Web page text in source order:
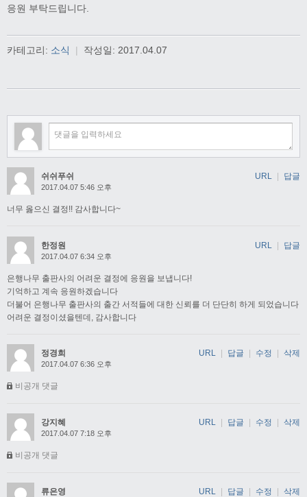
응원 부탁드립니다.
카테고리: 소식 | 작성일: 2017.04.07
쉬쉬푸쉬
2017.04.07 5:46 오후
너무 옳으신 결정!! 감사합니다~
URL | 답글
한정원
2017.04.07 6:34 오후
은행나무 출판사의 어려운 결정에 응원을 보냅니다!
기억하고 계속 응원하겠습니다
더불어 은행나무 출판사의 출간 서적들에 대한 신뢰를 더 단단히 하게 되었습니다
어려운 결정이셨을텐데, 감사합니다
URL | 답글
정경희
2017.04.07 6:36 오후
비공개 댓글
URL 답글 수정 삭제
강지혜
2017.04.07 7:18 오후
비공개 댓글
URL 답글 수정 삭제
류은영 URL 답글 수정 삭제